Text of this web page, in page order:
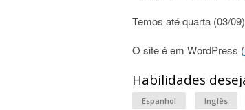
Temos até quarta (03/
O site é em WordPress (
Habilidades
Espanhol Inglês